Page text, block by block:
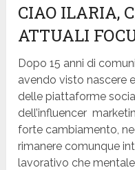
CIAO ILARIA,
ATTUALI
Dopo 15 anni di
avendo visto nascere
delle piattaforme
dell’influencer
forte cambiamento,
rimanere comunque
lavorativo che